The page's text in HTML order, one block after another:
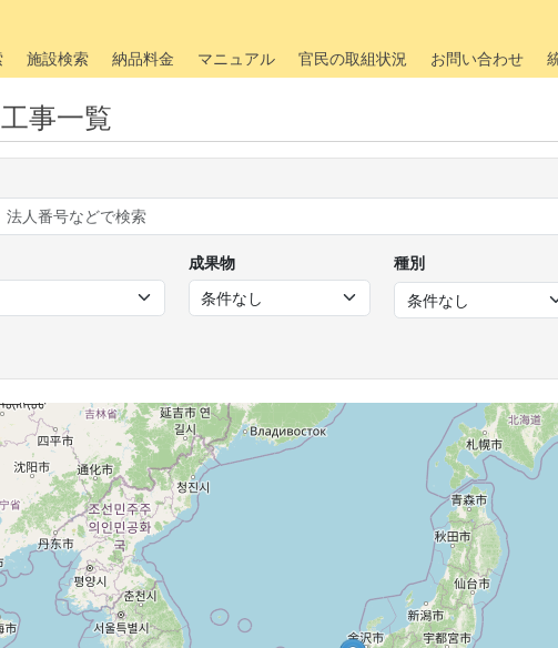
施設検索 納品料金 マニュアル 官民の取組状況 お問い合わせ
事一覧
成果物 種別